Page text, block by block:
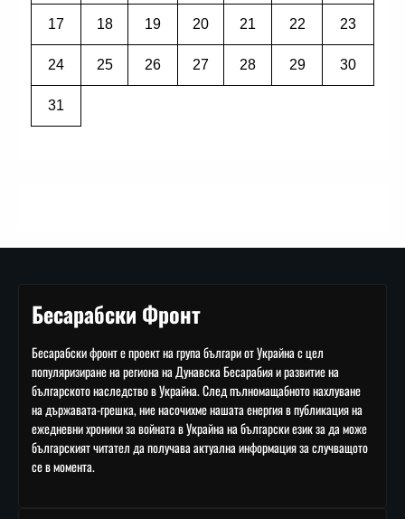
17 18 19 20 21 22 23
24 25 26 27 28 29 30
31
Бесарабски Фронт
Бесарабски фронт е проект на група българи от Украйна с цел
популяризиране на региона на Дунавска Бесарабия и развитие на
българското наследство в Украйна. След пълномащабното нахлуване
на държавата-грешка, ние насочихме нашата енергия в публикация на
ежедневни хроники за войната в Украйна на български език за да може
българският читател да получава актуална информация за случващото
се в момента.